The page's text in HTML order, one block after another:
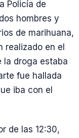
Policía de
hombres y
de marihuana,
realizado en el
la droga estaba
fue hallada
iba con el
de las 12:30,